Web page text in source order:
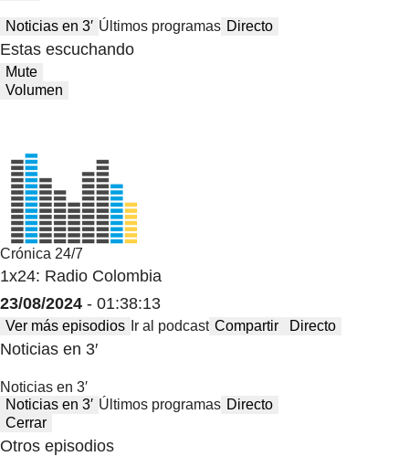
Noticias en 3′ Últimos programas Directo
Estas escuchando
Mute
Volumen
Crónica 24/7
1x24: Radio Colombia
23/08/2024 - 01:38:13
Ver más episodios Ir al podcast Compartir Directo
Noticias en 3′
Noticias en 3′
Noticias en 3′ Últimos programas Directo
Cerrar
Otros episodios